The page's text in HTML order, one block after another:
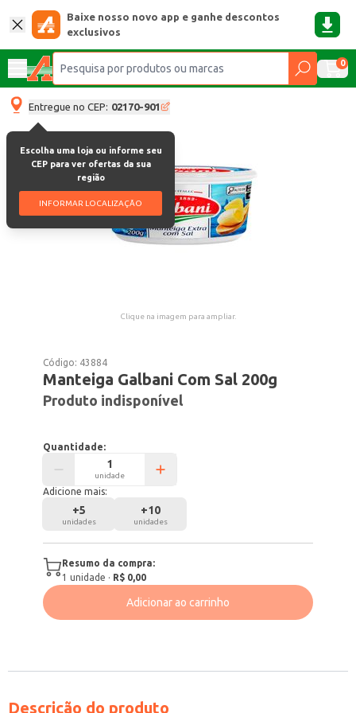
Baixe nosso novo app e ganhe descontos
exclusivos
0
Entregue no CEP: 02170-901
Escolha uma loja ou informe seu
CEP para ver ofertas da sua
região
INFORMAR LOCALIZAÇÃO
Clique na imagem para ampliar.
Código: 43884
Manteiga Galbani Com Sal 200g
Produto indisponível
Quantidade:
unidade
Adicione mais:
+5
unidades
+10
unidades
Resumo da compra:
1 unidade · R$ 0,00
Adicionar ao carrinho
Descrição do produto